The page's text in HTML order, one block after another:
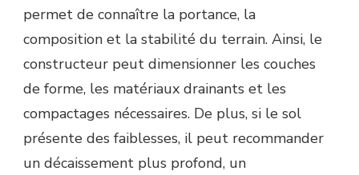
permet de connaître la portance, la
composition et la stabilité du terrain. Ainsi, le
constructeur peut dimensionner les couches
de forme, les matériaux drainants et les
compactages nécessaires. De plus, si le sol
présente des faiblesses, il peut recommander
un décaissement plus profond, un